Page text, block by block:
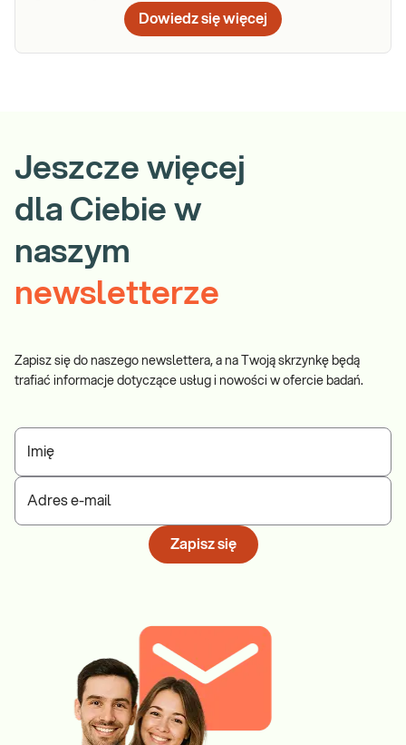
Dowiedz się więcej
Jeszcze więcej
dla Ciebie w
naszym
newsletterze
Zapisz się do naszego newslettera, a na Twoją skrzynkę będą
trafiać informacje dotyczące usług i nowości w ofercie badań.
Imię
Adres e-mail
Zapisz się